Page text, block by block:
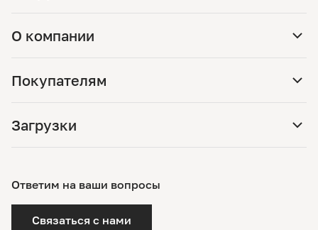
О компании
Покупателям
Загрузки
Ответим на ваши вопросы
Связаться с нами